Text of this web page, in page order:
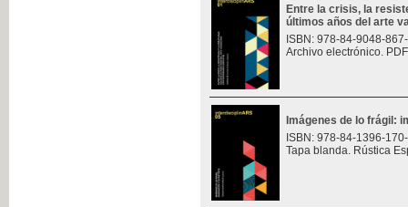
Entre la crisis, la
últimos años del arte
ISBN: 978-84-9048-
Archivo electrónico.
Imágenes de lo frágil:
ISBN: 978-84-1396-
Tapa blanda. Rústica